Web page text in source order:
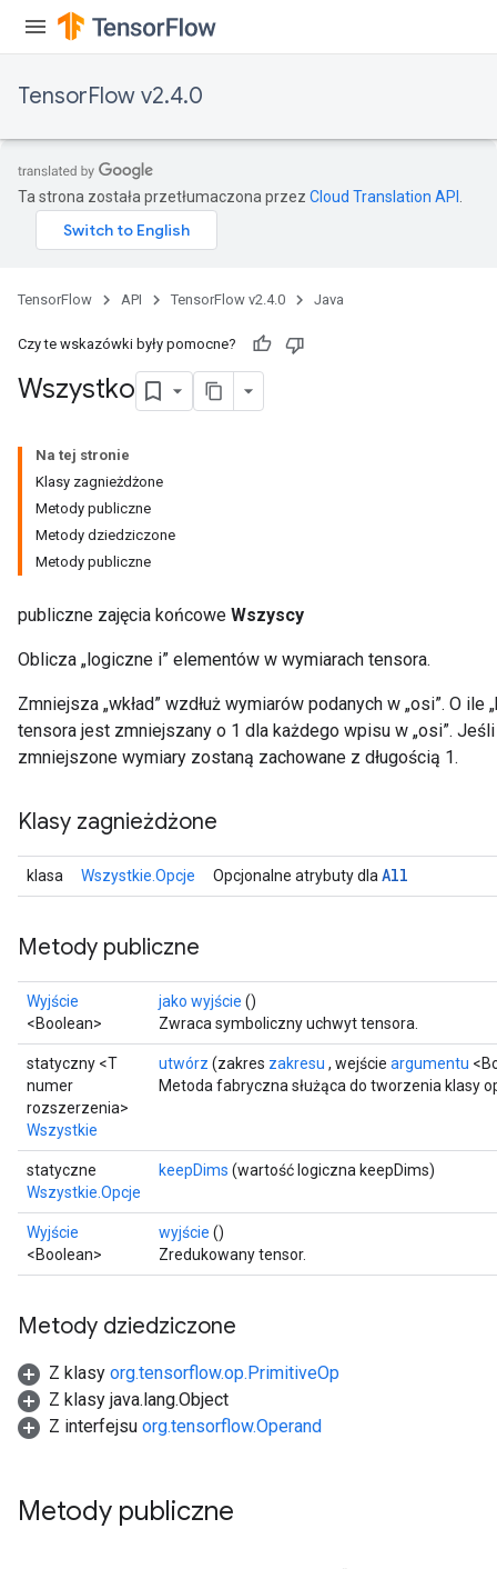
TensorFlow v2.4.0
Ta strona została przetłumaczona przez Cloud Translation API
TensorFlow API TensorFlow v2.4.0 Java
Czy te wskazówki były pomocne?
Wszystko
Na tej stronie
Klasy zagnieżdżone
Metody publiczne
Metody dziedziczone
Metody publiczne
publiczne zajęcia końcowe Wszyscy
Oblicza „logiczne i” elementów w wymiarach tensora.
Zmniejsza „wkład” wzdłuż wymiarów podanych w „osi”. O
tensora jest zmniejszany o 1 dla każdego wpisu w „osi”.
zmniejszone wymiary zostaną zachowane z długością 1.
Klasy zagnieżdżone
klasa Wszystkie.Opcje Opcjonalne atrybuty dla All
Metody publiczne
Wyjście
<Boolean>
jako wyjście ()
Zwraca symboliczny uchwyt tensora.
statyczny <T
numer
rozszerzenia>
Wszystkie
utwórz (zakres zakresu , wejście argumentu
Metoda fabryczna służąca do tworzenia klasy
statyczne
Wszystkie.Opcje
keepDims (wartość logiczna keepDims)
Wyjście
<Boolean>
wyjście ()
Zredukowany tensor.
Metody dziedziczone
Z klasy org.tensorflow.op.PrimitiveOp
Z klasy java.lang.Object
Z interfejsu org.tensorflow.Operand
Metody publiczne